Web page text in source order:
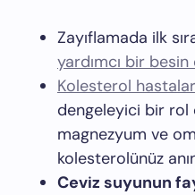
Zayıflamada ilk
yardımcı bir
Kolesterol
dengeleyici bir rol
magnezyum ve
kolesterolünüz
Ceviz suyunun